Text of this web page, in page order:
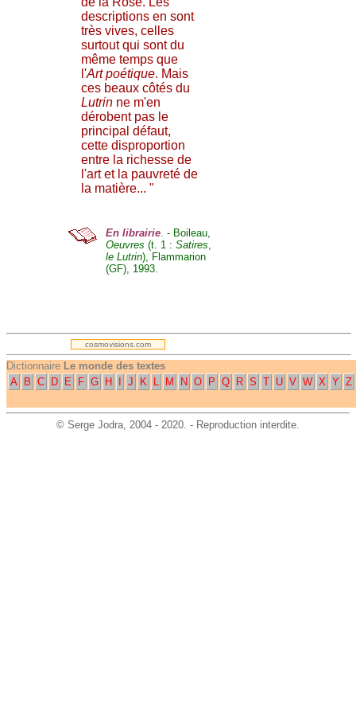
descriptions en sont
très vives, celles
surtout qui sont du
même temps que
l'Art poétique. Mais
ces beaux côtés du
Lutrin ne m'en
dérobent pas le
principal défaut,
cette disproportion
entre la richesse de
l'art et la pauvreté de
la matière... "
En librairie. - Boileau,
Oeuvres (t. 1 : Satires,
le Lutrin), Flammarion
(GF), 1993.
.
cosmovisions.com
Dictionnaire Le monde des textes
A
B C D E F G H J K L M N O P Q R S T U V W X Y Z
© Serge Jodra, 2004 - 2020. - Reproduction interdite.